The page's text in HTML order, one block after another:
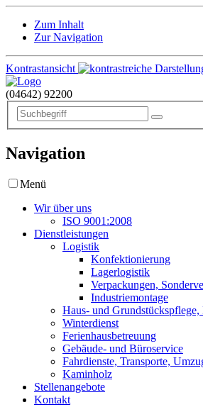
Zum Inhalt
Zur Navigation
Kontrastansicht
(04642) 92200
Navigation
Menü
Wir über uns
ISO 9001:2008
Dienstleistungen
Logistik
Konfektionierung
Lagerlogistik
Verpackungen,
Industriemontage
Haus- und Grundstückspflege,
Winterdienst
Ferienhausbetreuung
Gebäude- und Büroservice
Fahrdienste, Transporte,
Kaminholz
Stellenangebote
Kontakt